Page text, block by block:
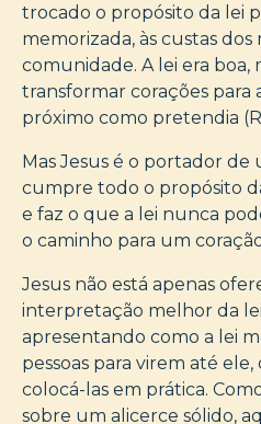
trocado o propósito da lei
memorizada, às custas dos
comunidade. A lei era boa,
transformar corações para
próximo como pretendia
Mas Jesus é o portador de
cumpre todo o propósito
e faz o que a lei nunca
o caminho para um
Jesus não está apenas
interpretação melhor da
apresentando como a lei
pessoas para virem até ele,
colocá-las em prática.
sobre um alicerce sólido,